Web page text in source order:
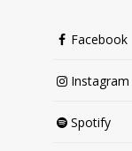
Facebook
Instagram
Spotify